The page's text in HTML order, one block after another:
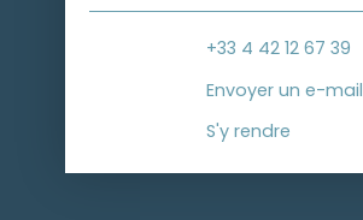
+33 4 42 12 67 39
Envoyer un e-mail
S'y rendre